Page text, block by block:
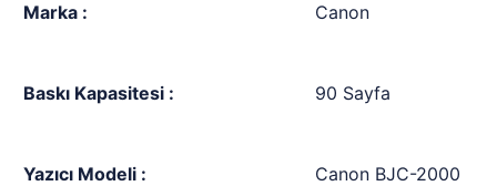
Marka : Canon
Baskı Kapasitesi : 90 Sayfa
Yazıcı Modeli :
Canon BJC-2000